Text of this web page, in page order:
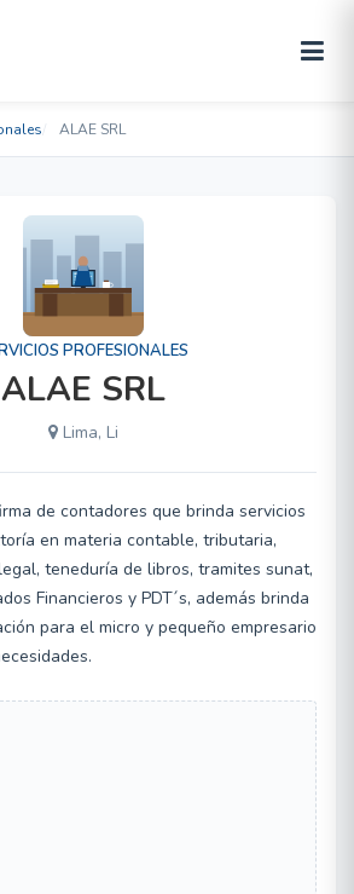
ALAE SRL
PROFESIONALES
ALAE SRL
Lima, Li
de contadores que brinda servicios
en materia contable, tributaria,
teneduría de libros, tramites sunat,
Financieros y PDT´s, además brinda
para el micro y pequeño empresario